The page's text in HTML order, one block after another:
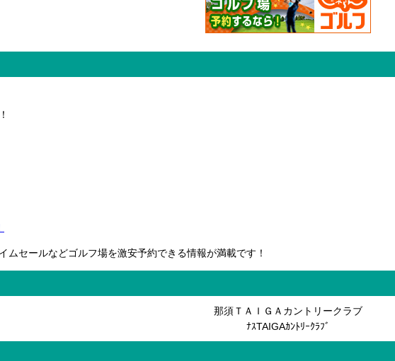
ムセールなどゴルフ場を激安予約できる情報が満載です！
那須ＴＡＩＧＡカントリークラブ
ﾅｽTAIGAｶﾝﾄﾘｰｸﾗﾌﾞ